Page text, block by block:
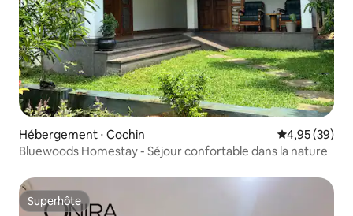
Hébergement ⋅ Cochin Évaluation
4,95 (39)
Bluewoods Homestay - Séjour confortable dans la nature
Superhôte
Superhôte